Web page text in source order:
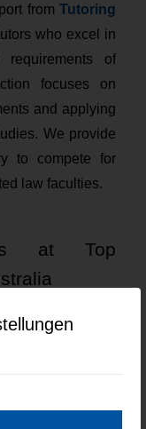
fromTutoring
who excel in
of
focuses on
and applying
We provide
to compete for
law faculties.
at Top